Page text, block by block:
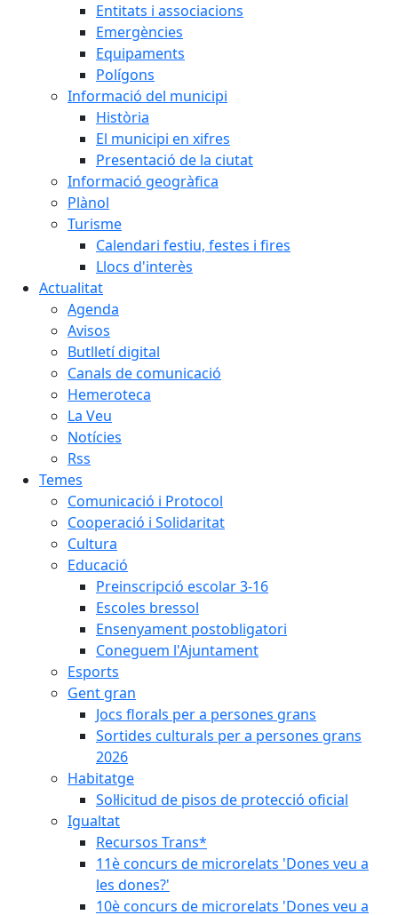
Entitats i associacions
Emergències
Equipaments
Polígons
Informació del municipi
Història
El municipi en xifres
Presentació de la ciutat
Informació geogràfica
Plànol
Turisme
Calendari festiu, festes i fires
Llocs d'interès
Actualitat
Agenda
Avisos
Butlletí digital
Canals de comunicació
Hemeroteca
La Veu
Notícies
Rss
Temes
Comunicació i Protocol
Cooperació i Solidaritat
Cultura
Educació
Preinscripció escolar 3-16
Escoles bressol
Ensenyament postobligatori
Coneguem l'Ajuntament
Esports
Gent gran
Jocs florals per a persones grans
Sortides culturals per a persones grans
2026
Habitatge
Sol·licitud de pisos de protecció oficial
Igualtat
Recursos Trans*
11è concurs de microrelats 'Dones veu a
les dones?'
10è concurs de microrelats 'Dones veu a